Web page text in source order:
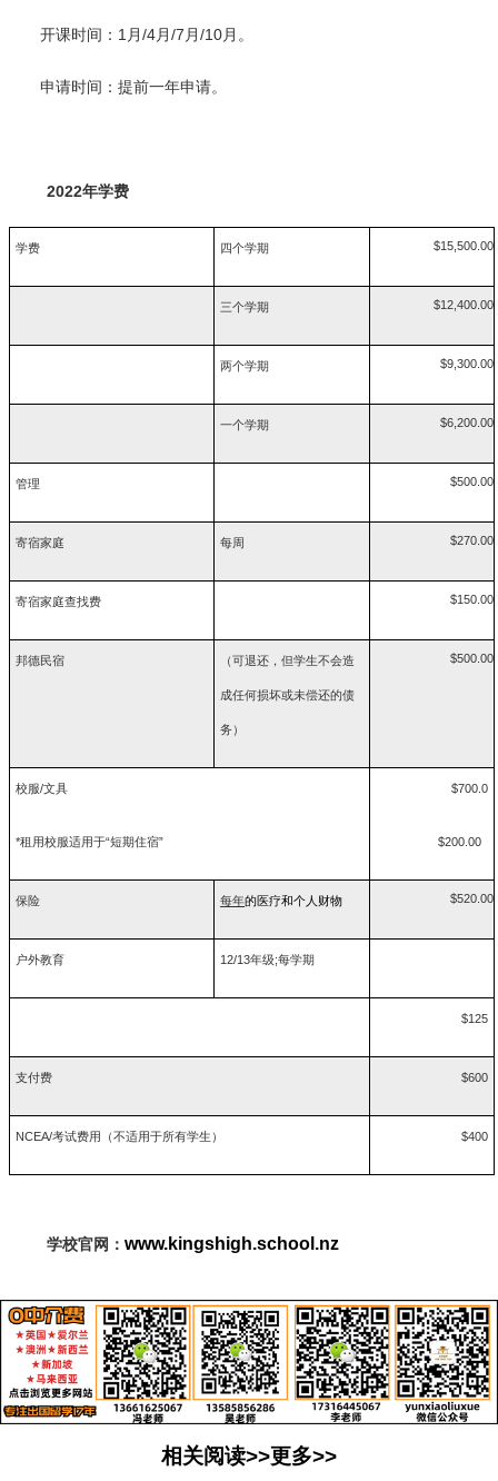
开课时间：1月/4月/7月/10月。
申请时间：提前一年申请。
2022年学费
学费 四个学期 $15,500.00
三个学期 $12,400.00
两个学期 $9,300.00
一个学期 $6,200.00
管理 $500.00
寄宿家庭 每周 $270.00
寄宿家庭查找费 $150.00
邦德民宿 （可退还，但学生不会造
成任何损坏或未偿还的债
务）
$500.00
校服/文具
*租用校服适用于“短期住宿”
$700.0
$200.00
保险 每年的医疗和个人财物 $520.00
户外教育 12/13年级;每学期
$125
支付费 $600
NCEA/考试费用（不适用于所有学生） $400
学校官网： www.kingshigh.school.nz
相关阅读>>更多>>